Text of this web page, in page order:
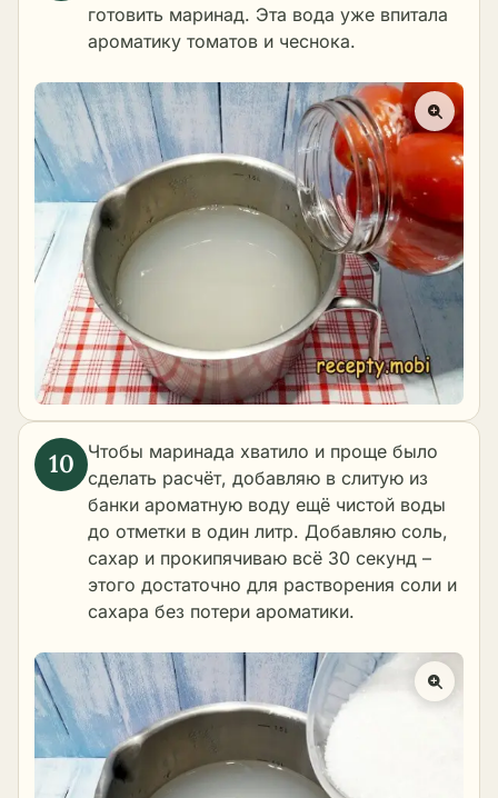
готовить маринад. Эта вода уже впитала
ароматику томатов и чеснока.
Чтобы маринада хватило и проще было
сделать расчёт, добавляю в слитую из
банки ароматную воду ещё чистой воды
до отметки в один литр. Добавляю соль,
сахар и прокипячиваю всё 30 секунд –
этого достаточно для растворения соли и
сахара без потери ароматики.